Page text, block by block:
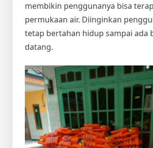
membikin penggunanya bisa
permukaan air. Diinginkan
tetap bertahan hidup sampai ada
datang.